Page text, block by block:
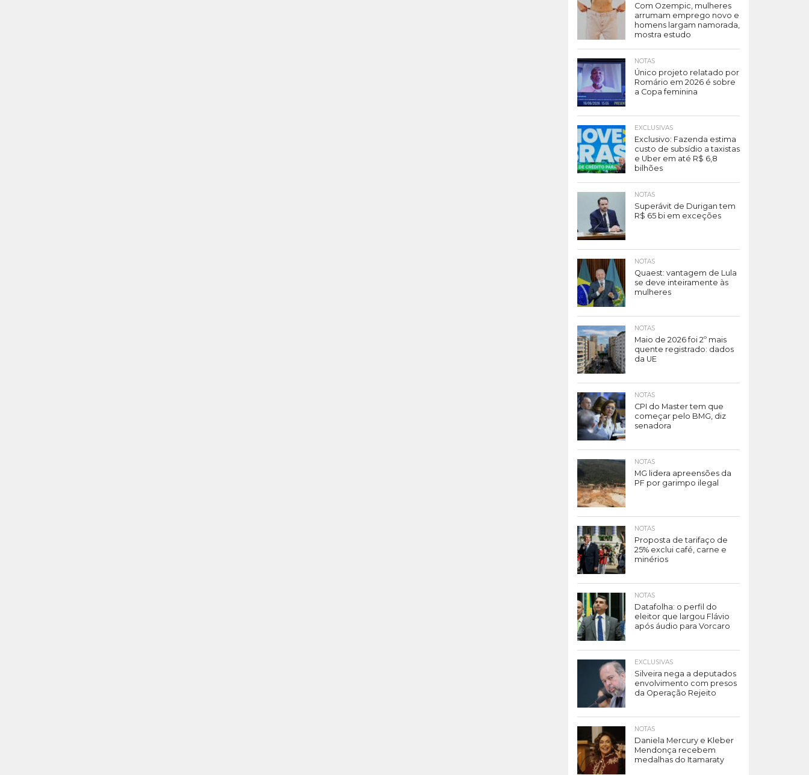
Com Ozempic, mulheres
arrumam emprego novo e
homens largam namorada,
mostra estudo
NOTAS
Único projeto relatado por
Romário em 2026 é sobre
a Copa feminina
EXCLUSIVAS
Exclusivo: Fazenda estima
custo de subsídio a taxistas
e Uber em até R$ 6,8
bilhões
NOTAS
Superávit de Durigan tem
R$ 65 bi em exceções
NOTAS
Quaest: vantagem de Lula
se deve inteiramente às
mulheres
NOTAS
Maio de 2026 foi 2º mais
quente registrado: dados
da UE
NOTAS
CPI do Master tem que
começar pelo BMG, diz
senadora
NOTAS
MG lidera apreensões da
PF por garimpo ilegal
NOTAS
Proposta de tarifaço de
25% exclui café, carne e
minérios
NOTAS
Datafolha: o perfil do
eleitor que largou Flávio
após áudio para Vorcaro
EXCLUSIVAS
Silveira nega a deputados
envolvimento com presos
da Operação Rejeito
NOTAS
Daniela Mercury e Kleber
Mendonça recebem
medalhas do Itamaraty